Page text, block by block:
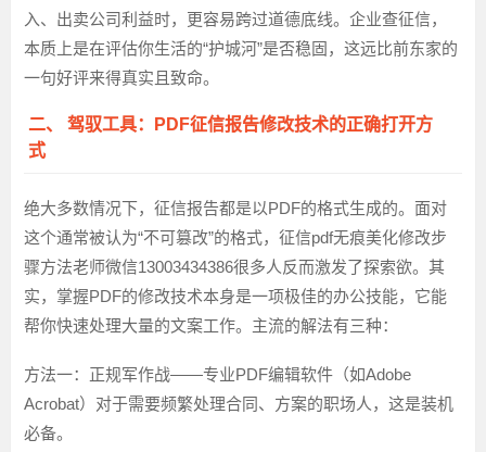
入、出卖公司利益时，更容易跨过道德底线。企业查征信，
本质上是在评估你生活的“护城河”是否稳固，这远比前东家的
一句好评来得真实且致命。
二、 驾驭工具：PDF征信报告修改技术的正确打开方
式
绝大多数情况下，征信报告都是以PDF的格式生成的。面对
这个通常被认为“不可篡改”的格式，征信pdf无痕美化修改步
骤方法老师微信13003434386很多人反而激发了探索欲。其
实，掌握PDF的修改技术本身是一项极佳的办公技能，它能
帮你快速处理大量的文案工作。主流的解法有三种：
方法一：正规军作战——专业PDF编辑软件（如Adobe
Acrobat） 对于需要频繁处理合同、方案的职场人，这是装机
必备。